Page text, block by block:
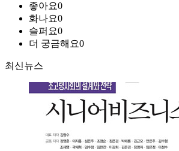
좋아요0
화나요0
슬퍼요0
더 궁금해요0
최신뉴스